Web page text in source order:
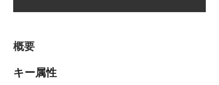
概要
キー属性